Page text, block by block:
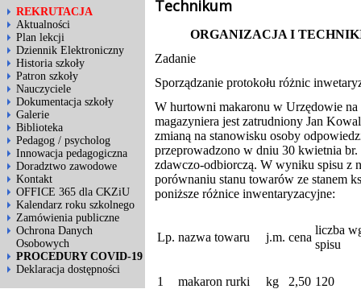
REKRUTACJA
Aktualności
Plan lekcji
Dziennik Elektroniczny
Historia szkoły
Patron szkoły
Nauczyciele
Dokumentacja szkoły
Galerie
Biblioteka
Pedagog / psycholog
Innowacja pedagogiczna
Doradztwo zawodowe
Kontakt
OFFICE 365 dla CKZiU
Kalendarz roku szkolnego
Zamówienia publiczne
Ochrona Danych
Osobowych
PROCEDURY COVID-19
Deklaracja dostępności
Technikum
ORGANIZACJA I
Zadanie
Sporządzanie protokołu różnic
W hurtowni makaronu w Urzędowie na
magazyniera jest zatrudniony Jan
zmianą na stanowisku osoby
przeprowadzono w dniu 30 kwietnia br.
zdawczo-odbiorczą. W wyniku spisu z
porównaniu stanu towarów ze stanem
poniższe różnice inwentaryzacyjne:
Lp. nazwa towaru j.m. cena
liczba
spisu
1 makaron rurki kg 2,50 120